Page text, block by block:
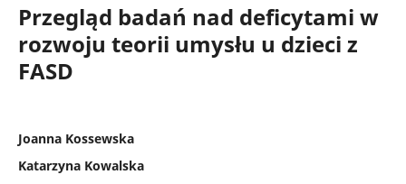
Przegląd badań nad deficytami w
rozwoju teorii umysłu u dzieci z
FASD
Joanna Kossewska
Katarzyna Kowalska